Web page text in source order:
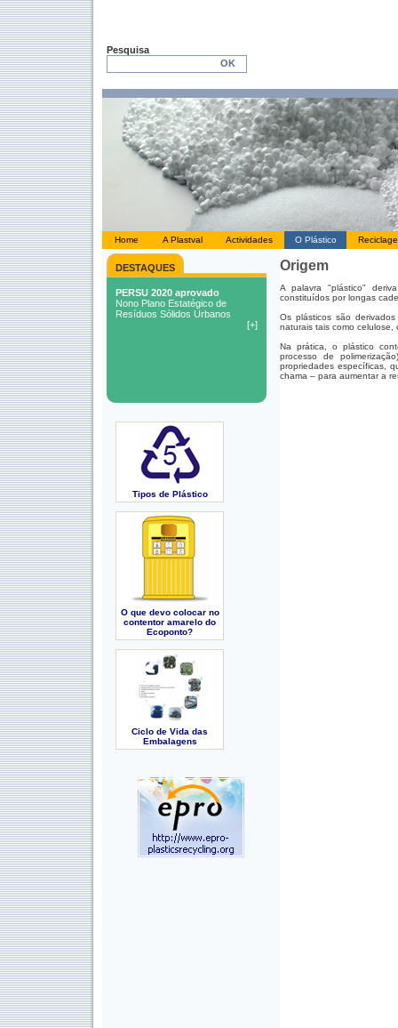
Pesquisa
Home A Plastval Actividades O Plástico
DESTAQUES
Tipos de Plástico
O que devo colocar no
contentor amarelo do
Ecoponto?
Ciclo de Vida das
Embalagens
Origem
A palavra "plástico"
constituídos por longas
Os plásticos são
naturais tais como
Na prática, o plástico
processo de
propriedades específicas,
chama – para aumentar a